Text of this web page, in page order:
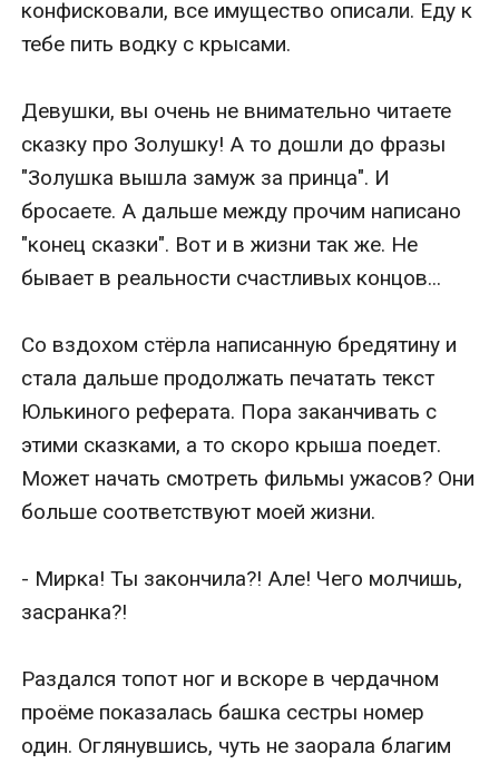
конфисковали, все имущество описали. Еду к
тебе пить водку с крысами.
Девушки, вы очень не внимательно читаете
сказку про Золушку! А то дошли до фразы
"Золушка вышла замуж за принца". И
бросаете. А дальше между прочим написано
"конец сказки". Вот и в жизни так же. Не
бывает в реальности счастливых концов...
Со вздохом стёрла написанную бредятину и
стала дальше продолжать печатать текст
Юлькиного реферата. Пора заканчивать с
этими сказками, а то скоро крыша поедет.
Может начать смотреть фильмы ужасов? Они
больше соответствуют моей жизни.
- Мирка! Ты закончила?! Але! Чего молчишь,
засранка?!
Раздался топот ног и вскоре в чердачном
проёме показалась башка сестры номер
один. Оглянувшись, чуть не заорала благим